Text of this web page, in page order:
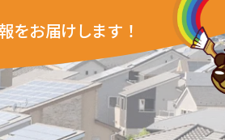
をお届けします！